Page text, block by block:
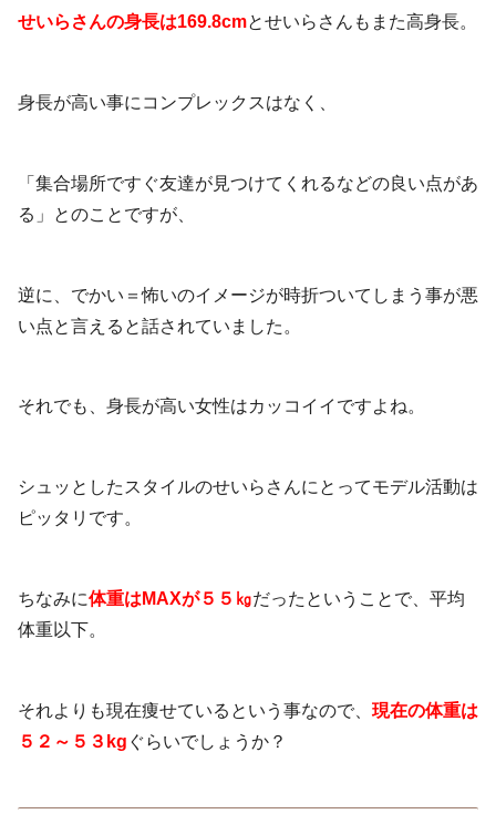
せいらさんの身長は169.8cmとせいらさんもまた高身長。
身長が高い事にコンプレックスはなく、
「集合場所ですぐ友達が見つけてくれるなどの良い点があ
る」とのことですが、
逆に、でかい＝怖いのイメージが時折ついてしまう事が悪
い点と言えると話されていました。
それでも、身長が高い女性はカッコイイですよね。
シュッとしたスタイルのせいらさんにとってモデル活動は
ピッタリです。
ちなみに体重はMAXが５５㎏だったということで、平均
体重以下。
それよりも現在痩せているという事なので、 現在の体重は
５２～５３kg ぐらいでしょうか？